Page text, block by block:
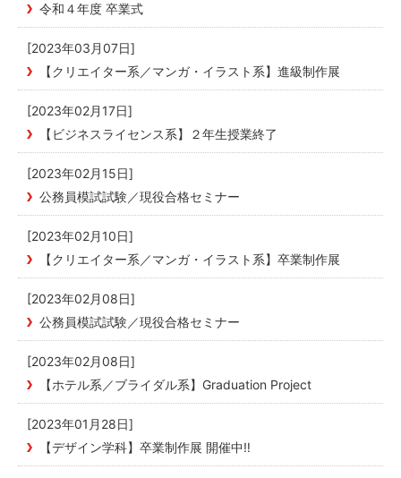
令和４年度 卒業式
[2023年03月07日]
【クリエイター系／マンガ・イラスト系】進級制作展
[2023年02月17日]
【ビジネスライセンス系】２年生授業終了
[2023年02月15日]
公務員模試試験／現役合格セミナー
[2023年02月10日]
【クリエイター系／マンガ・イラスト系】卒業制作展
[2023年02月08日]
公務員模試試験／現役合格セミナー
[2023年02月08日]
【ホテル系／ブライダル系】Graduation Project
[2023年01月28日]
【デザイン学科】卒業制作展 開催中‼